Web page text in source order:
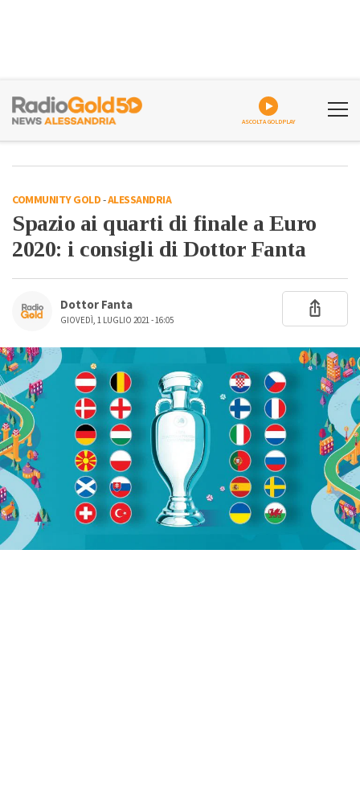
ASCOLTA GOLDPLAY
COMMUNITY GOLD-ALESSANDRIA
Spazio ai quarti di finale a Euro
2020: i consigli di Dottor Fanta
Dottor Fanta
GIOVEDÌ, 1 LUGLIO 2021 - 16:05